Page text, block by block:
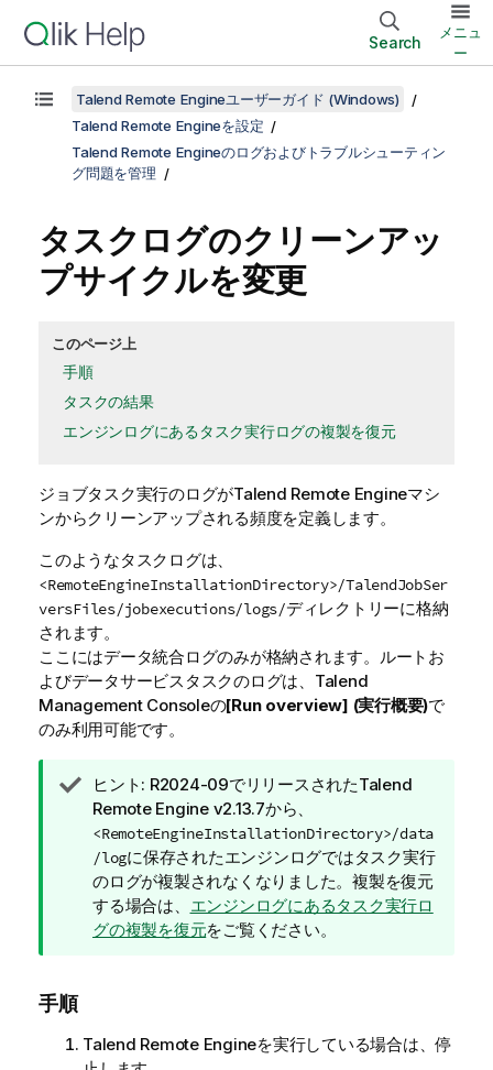
Search
メニュ
ー
Talend Remote Engineユーザーガイド (Windows)
Talend Remote Engineを設定
Talend Remote Engineのログおよびトラブルシューティン
グ問題を管理
タスクログのクリーンアッ
プサイクルを変更
このページ上
手順
タスクの結果
エンジンログにあるタスク実行ログの複製を復元
ジョブタスク実行のログがTalend Remote Engineマシ
ンからクリーンアップされる頻度を定義します。
このようなタスクログは、
<RemoteEngineInstallationDirectory>/TalendJobSer
versFiles/jobexecutions/logs/ディレクトリーに格納
されます。
ここにはデータ統合ログのみが格納されます。ルートお
よびデータサービスタスクのログは、 Talend
Management Consoleの[Run overview] (実行概要)で
のみ利用可能です。
情
報
メ
モ
ヒント: R2024-09でリリースされたTalend
Remote Enginev2.13.7から、
<RemoteEngineInstallationDirectory>/data
/logに保存されたエンジンログではタスク実行
のログが複製されなくなりました。複製を復元
する場合は、 エンジンログにあるタスク実行ロ
グの複製を復元をご覧ください。
手順
Talend Remote Engineを実行している場合は、停